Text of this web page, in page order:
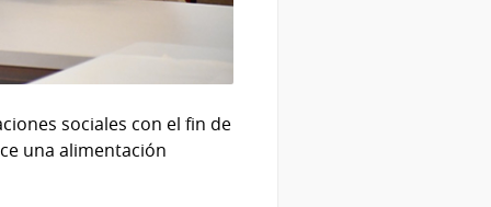
sociales con el fin de
una alimentación